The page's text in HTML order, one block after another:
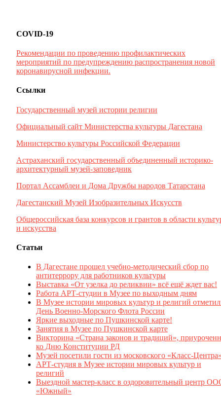
COVID-19
Рекомендации по проведению профилактических
мероприятий по предупреждению распространения новой
коронавирусной инфекции.
Ссылки
Государственный музей истории религии
Официальный сайт Министерства культуры Дагестана
Министерство культуры Российской Федерации
Астраханский государственный объединенный историко-
архитектурный музей-заповедник
Портал Ассамблеи и Дома Дружбы народов Татарстана
Дагестанский Музей Изобразительных Искусств
Общероссийская база конкурсов и грантов в области
и искусства
Статьи
В Дагестане прошел учебно-методический сбор по
антитеррору для работников культуры
Выставка «От узелка до реликвии» всё ещё ждет вас!
Работа АРТ-студии в Музее по выходным дням
В Музее истории мировых культур и религий
День Военно-Морского Флота России
Яркие выходные по Пушкинской карте!
Занятия в Музее по Пушкинской карте
Викторина «Страна законов и традиций»,
ко Дню Конституции РД
Музей посетили гости из московского «Класс-
АРТ-студия в Музее истории мировых культур и
религий
Выездной мастер-класс в оздоровительный центр
«Южный»